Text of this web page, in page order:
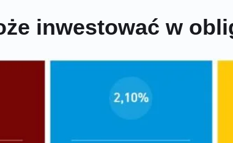
inwestować w